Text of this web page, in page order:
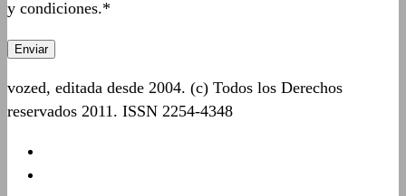
y condiciones.*
vozed, editada desde 2004. (c) Todos los Derechos
reservados 2011. ISSN 2254-4348